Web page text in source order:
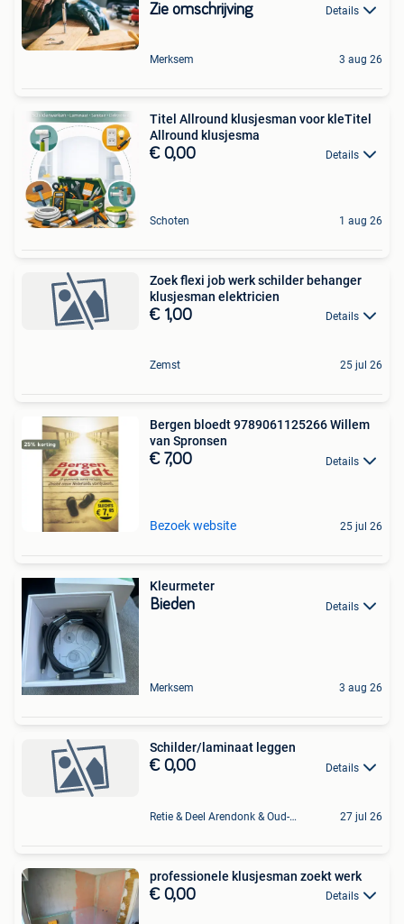
Zie omschrijving Details
Merksem 3 aug 26
Titel Allround klusjesman voor kleTitel
Allround klusjesma
€ 0,00 Details
Schoten 1 aug 26
Zoek flexi job werk schilder behanger
klusjesman elektricien
€ 1,00 Details
Zemst 25 jul 26
Bergen bloedt 9789061125266 Willem
van Spronsen
€ 7,00 Details
Bezoek website 25 jul 26
Kleurmeter
Bieden Details
Merksem 3 aug 26
Schilder/laminaat leggen
€ 0,00 Details
Retie & Deel Arendonk & Oud-Turnhout 27 jul 26
professionele klusjesman zoekt werk
€ 0,00 Details